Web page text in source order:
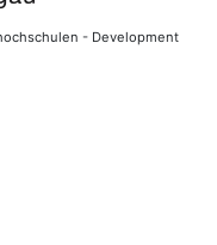
- Development